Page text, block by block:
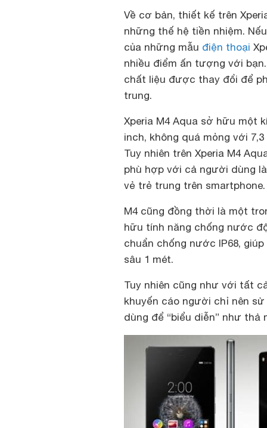
Về cơ bản, thiết kế trên
những thế hệ tiền nhiệm.
của những mẫu điện thoại
nhiều điểm ấn tượng với
chất liệu được thay đổi để
trung.
Xperia M4 Aqua sở hữu một
inch, không quá mỏng với
Tuy nhiên trên Xperia M4
phù hợp với cả người dùng
vẻ trẻ trung trên smartphone.
M4 cũng đồng thời là một
hữu tính năng chống nước
chuẩn chống nước IP68,
sâu 1 mét.
Tuy nhiên cũng như với tất
khuyến cáo người chỉ nên
dùng để “biểu diễn” như thả